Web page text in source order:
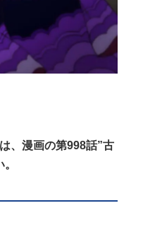
、漫画の第998話”古